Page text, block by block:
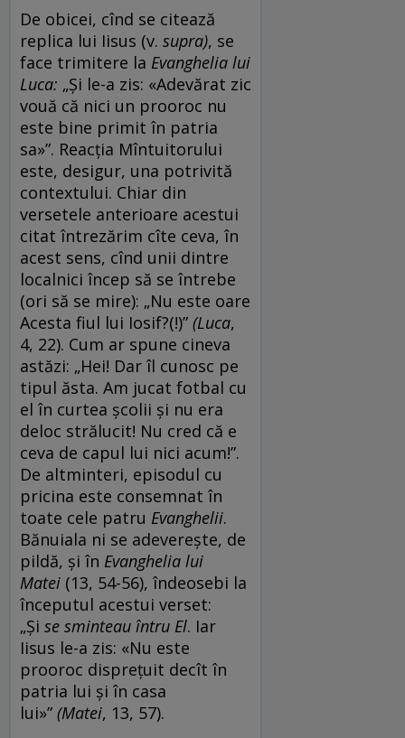
De obicei, cînd se citează
replica lui Iisus (v. supra), se
face trimitere la Evanghelia lui
Luca: „Și le-a zis: «Adevărat zic
vouă că nici un prooroc nu
este bine primit în patria
sa»”. Reacția Mîntuitorului
este, desigur, una potrivită
contextului. Chiar din
versetele anterioare acestui
citat întrezărim cîte ceva, în
acest sens, cînd unii dintre
localnici încep să se întrebe
(ori să se mire): „Nu este oare
Acesta fiul lui Iosif?(!)” (Luca,
4, 22). Cum ar spune cineva
astăzi: „Hei! Dar îl cunosc pe
tipul ăsta. Am jucat fotbal cu
el în curtea școlii și nu era
deloc strălucit! Nu cred că e
ceva de capul lui nici acum!”.
De altminteri, episodul cu
pricina este consemnat în
toate cele patru Evanghelii.
Bănuiala ni se adeverește, de
pildă, și în Evanghelia lui
Matei (13, 54-56), îndeosebi la
începutul acestui verset:
„Și se sminteau întru El. Iar
Iisus le-a zis: «Nu este
prooroc disprețuit decît în
patria lui și în casa
lui»” (Matei, 13, 57).